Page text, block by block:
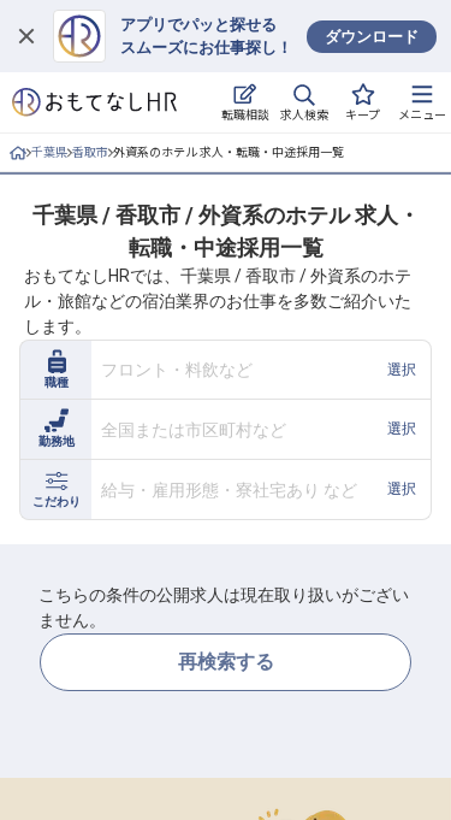
アプリでパッと探せる
スムーズにお仕事探し！
ダウンロード
転職相談 求人検索 キープ メニュー
ログイン
求人・施設を探す
就職・転職 合同説明会
おもてなしHRについて
ご利用の流れ
よくある質問
ホテル・宿泊業界情報コラム
千葉県 香取市 外資系のホテル 求人・転職・中途採用一覧
千葉県 / 香取市 / 外資系のホテル 求人・
転職・中途採用一覧
おもてなしHRでは、千葉県 / 香取市 / 外資系のホテ
ル・旅館などの宿泊業界のお仕事を多数ご紹介いた
します。
職種
フロント・料飲など 選択
勤務地
全国または市区町村など 選択
こだわり
給与・雇用形態・寮社宅あり など 選択
こちらの条件の公開求人は現在取り扱いがござい
ません。
再検索する